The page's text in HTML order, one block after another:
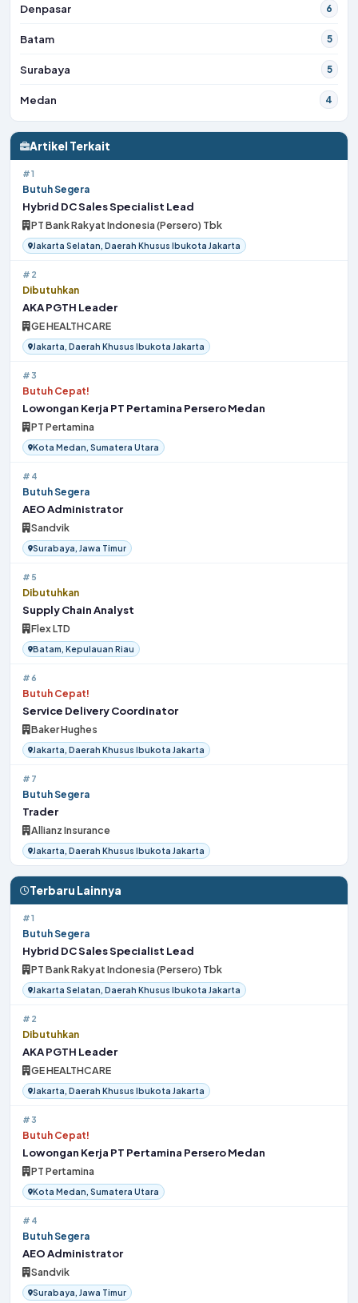
Denpasar 6
Batam 5
Surabaya 5
Medan 4
Artikel Terkait
#1
Butuh Segera
Hybrid DC Sales Specialist Lead
PT Bank Rakyat Indonesia (Persero) Tbk
Jakarta Selatan, Daerah Khusus Ibukota Jakarta
#2
Dibutuhkan
AKA PGTH Leader
GE HEALTHCARE
Jakarta, Daerah Khusus Ibukota Jakarta
#3
Butuh Cepat!
Lowongan Kerja PT Pertamina Persero Medan
PT Pertamina
Kota Medan, Sumatera Utara
#4
Butuh Segera
AEO Administrator
Sandvik
Surabaya, Jawa Timur
#5
Dibutuhkan
Supply Chain Analyst
Flex LTD
Batam, Kepulauan Riau
#6
Butuh Cepat!
Service Delivery Coordinator
Baker Hughes
Jakarta, Daerah Khusus Ibukota Jakarta
#7
Butuh Segera
Trader
Allianz Insurance
Jakarta, Daerah Khusus Ibukota Jakarta
Terbaru Lainnya
#1
Butuh Segera
Hybrid DC Sales Specialist Lead
PT Bank Rakyat Indonesia (Persero) Tbk
Jakarta Selatan, Daerah Khusus Ibukota Jakarta
#2
Dibutuhkan
AKA PGTH Leader
GE HEALTHCARE
Jakarta, Daerah Khusus Ibukota Jakarta
#3
Butuh Cepat!
Lowongan Kerja PT Pertamina Persero Medan
PT Pertamina
Kota Medan, Sumatera Utara
#4
Butuh Segera
AEO Administrator
Sandvik
Surabaya, Jawa Timur